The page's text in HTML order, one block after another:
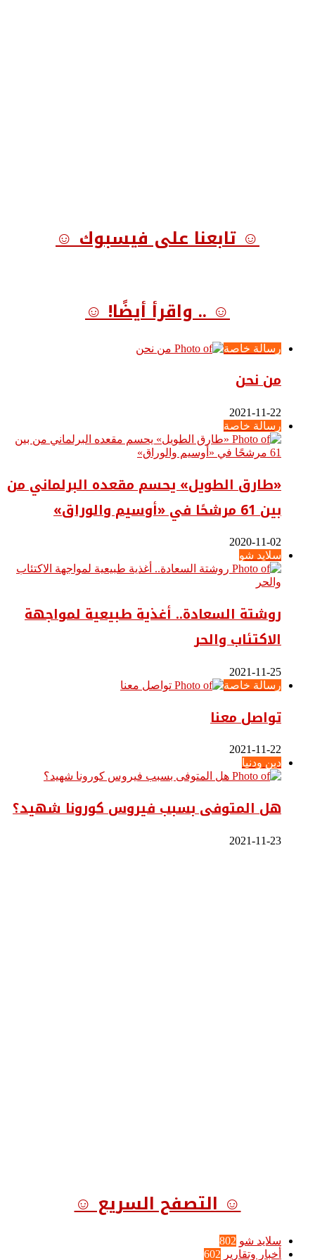
☺ تابعنا على فيسبوك ☺
☺ .. واقرأ أيضًا! ☺
رسالة خاصة
من نحن
2021-11-22
رسالة خاصة
«طارق الطويل» يحسم مقعده البرلماني من
بين 61 مرشحًا في «أوسيم والوراق»
2020-11-02
سلايد شو
روشتة السعادة.. أغذية طبيعية لمواجهة
الاكتئاب والحر
2021-11-25
رسالة خاصة
تواصل معنا
2021-11-22
دين ودنيا
هل المتوفى بسبب فيروس كورونا شهيد؟
2021-11-23
☺ التصفح السريع ☺
سلايد شو 802
أخبار وتقارير 602